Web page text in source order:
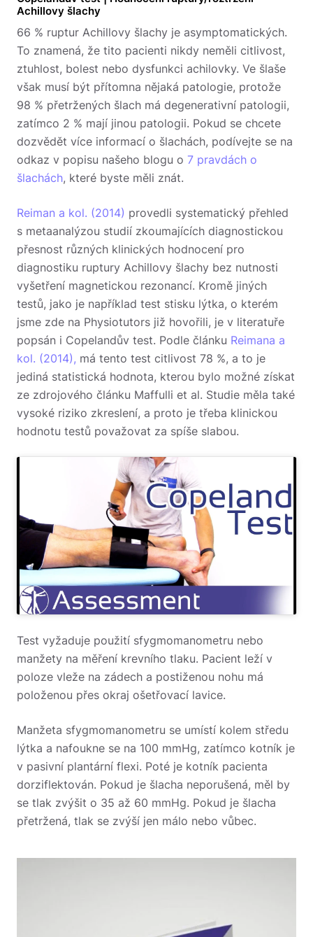
Achillovy šlachy
66 % ruptur Achillovy šlachy je asymptomatických.
To znamená, že tito pacienti nikdy neměli citlivost,
ztuhlost, bolest nebo dysfunkci achilovky. Ve šlaše
však musí být přítomna nějaká patologie, protože
98 % přetržených šlach má degenerativní patologii,
zatímco 2 % mají jinou patologii. Pokud se chcete
dozvědět více informací o šlachách, podívejte se na
odkaz v popisu našeho blogu o 7 pravdách o
šlachách, které byste měli znát.
Reiman a kol. (2014) provedli systematický přehled
s metaanalýzou studií zkoumajících diagnostickou
přesnost různých klinických hodnocení pro
diagnostiku ruptury Achillovy šlachy bez nutnosti
vyšetření magnetickou rezonancí. Kromě jiných
testů, jako je například test stisku lýtka, o kterém
jsme zde na Physiotutors již hovořili, je v literatuře
popsán i Copelandův test. Podle článku Reimana a
kol. (2014), má tento test citlivost 78 %, a to je
jediná statistická hodnota, kterou bylo možné získat
ze zdrojového článku Maffulli et al. Studie měla také
vysoké riziko zkreslení, a proto je třeba klinickou
hodnotu testů považovat za spíše slabou.
Test vyžaduje použití sfygmomanometru nebo
manžety na měření krevního tlaku. Pacient leží v
poloze vleže na zádech a postiženou nohu má
položenou přes okraj ošetřovací lavice.
Manžeta sfygmomanometru se umístí kolem středu
lýtka a nafoukne se na 100 mmHg, zatímco kotník je
v pasivní plantární flexi. Poté je kotník pacienta
dorziflektován. Pokud je šlacha neporušená, měl by
se tlak zvýšit o 35 až 60 mmHg. Pokud je šlacha
přetržená, tlak se zvýší jen málo nebo vůbec.